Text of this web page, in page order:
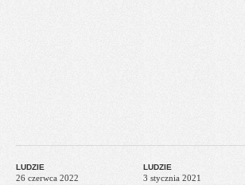
LUDZIE
26 czerwca 2022
LUDZIE
3 stycznia 2021